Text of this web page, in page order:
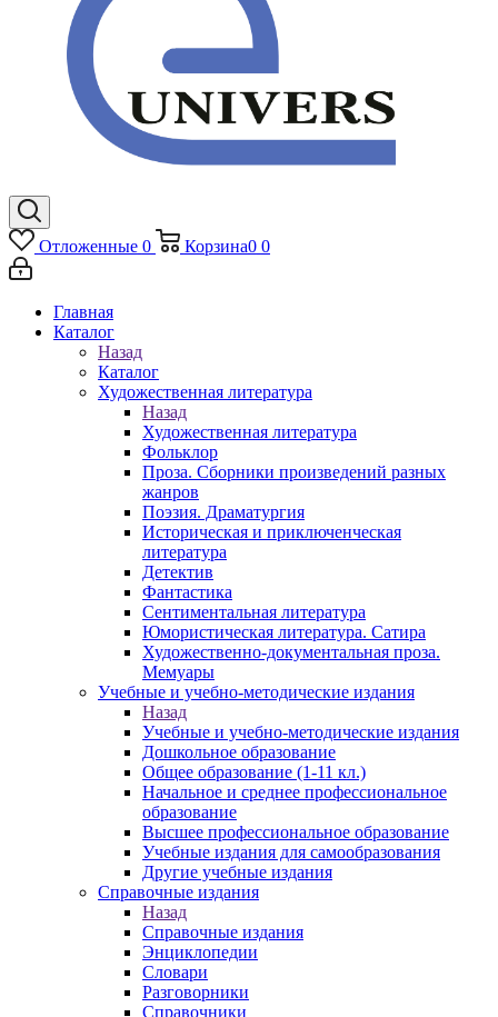
Отложенные 0 Корзина0 0
Главная
Каталог
Назад
Каталог
Художественная литература
Назад
Художественная литература
Фольклор
Проза. Сборники произведений разных
жанров
Поэзия. Драматургия
Историческая и приключенческая
литература
Детектив
Фантастика
Сентиментальная литература
Юмористическая литература. Сатира
Художественно-документальная проза.
Мемуары
Учебные и учебно-методические издания
Назад
Учебные и учебно-методические издания
Дошкольное образование
Общее образование (1-11 кл.)
Начальное и среднее профессиональное
образование
Высшее профессиональное образование
Учебные издания для самообразования
Другие учебные издания
Справочные издания
Назад
Справочные издания
Энциклопедии
Словари
Разговорники
Справочники